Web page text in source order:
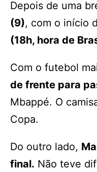
Depois de uma
(9), com o início
(18h, hora de
Com o futebol
de frente para
Mbappé. O
Copa.
Do outro lado,
final. Não teve